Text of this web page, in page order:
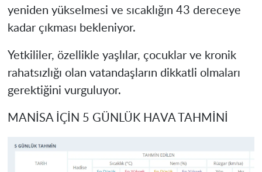
yeniden yükselmesi ve sıcaklığın 43 dereceye
kadar çıkması bekleniyor.
Yetkililer, özellikle yaşlılar, çocuklar ve kronik
rahatsızlığı olan vatandaşların dikkatli olmaları
gerektiğini vurguluyor.
MANİSA İÇİN 5 GÜNLÜK HAVA TAHMİNİ